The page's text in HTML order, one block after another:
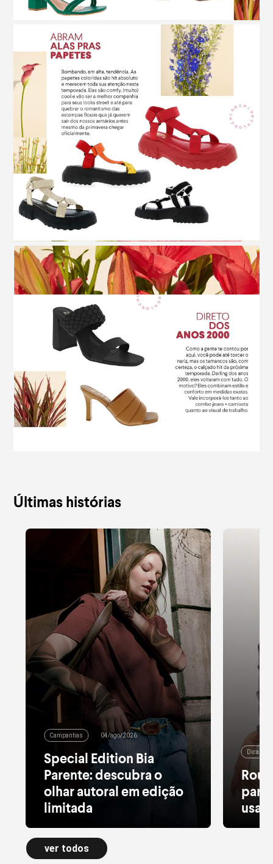
Últimas histórias
Campanhas 04/ago/2026
Special Edition Bia
Parente: descubra o
olhar autoral em edição
limitada
Alfaiataria leve, tule estampado, pied
de poule e acessórios com pedras
naturais dão forma à nova Special
Edition
Dicas de
para
usar
ver todos